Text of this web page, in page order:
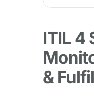
ITIL 4
& Fulfil